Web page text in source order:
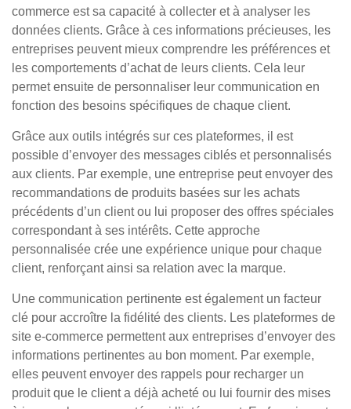
commerce est sa capacité à collecter et à analyser les
données clients. Grâce à ces informations précieuses, les
entreprises peuvent mieux comprendre les préférences et
les comportements d’achat de leurs clients. Cela leur
permet ensuite de personnaliser leur communication en
fonction des besoins spécifiques de chaque client.
Grâce aux outils intégrés sur ces plateformes, il est
possible d’envoyer des messages ciblés et personnalisés
aux clients. Par exemple, une entreprise peut envoyer des
recommandations de produits basées sur les achats
précédents d’un client ou lui proposer des offres spéciales
correspondant à ses intérêts. Cette approche
personnalisée crée une expérience unique pour chaque
client, renforçant ainsi sa relation avec la marque.
Une communication pertinente est également un facteur
clé pour accroître la fidélité des clients. Les plateformes de
site e-commerce permettent aux entreprises d’envoyer des
informations pertinentes au bon moment. Par exemple,
elles peuvent envoyer des rappels pour recharger un
produit que le client a déjà acheté ou lui fournir des mises